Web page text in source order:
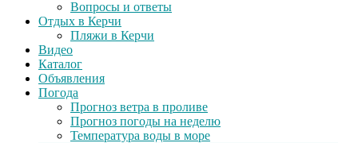
Вопросы и ответы
Отдых в Керчи
Пляжи в Керчи
Видео
Каталог
Объявления
Погода
Прогноз ветра в проливе
Прогноз погоды на неделю
Температура воды в море